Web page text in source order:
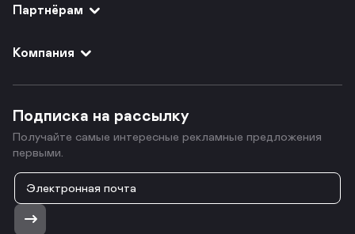
Партнёрам
Компания
Подписка на рассылку
Получайте самые интересные рекламные предложения
первыми.